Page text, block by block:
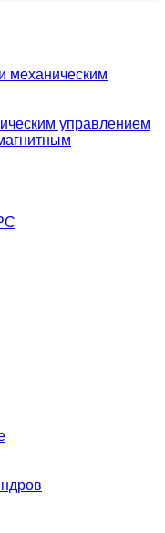
механическим
управлением